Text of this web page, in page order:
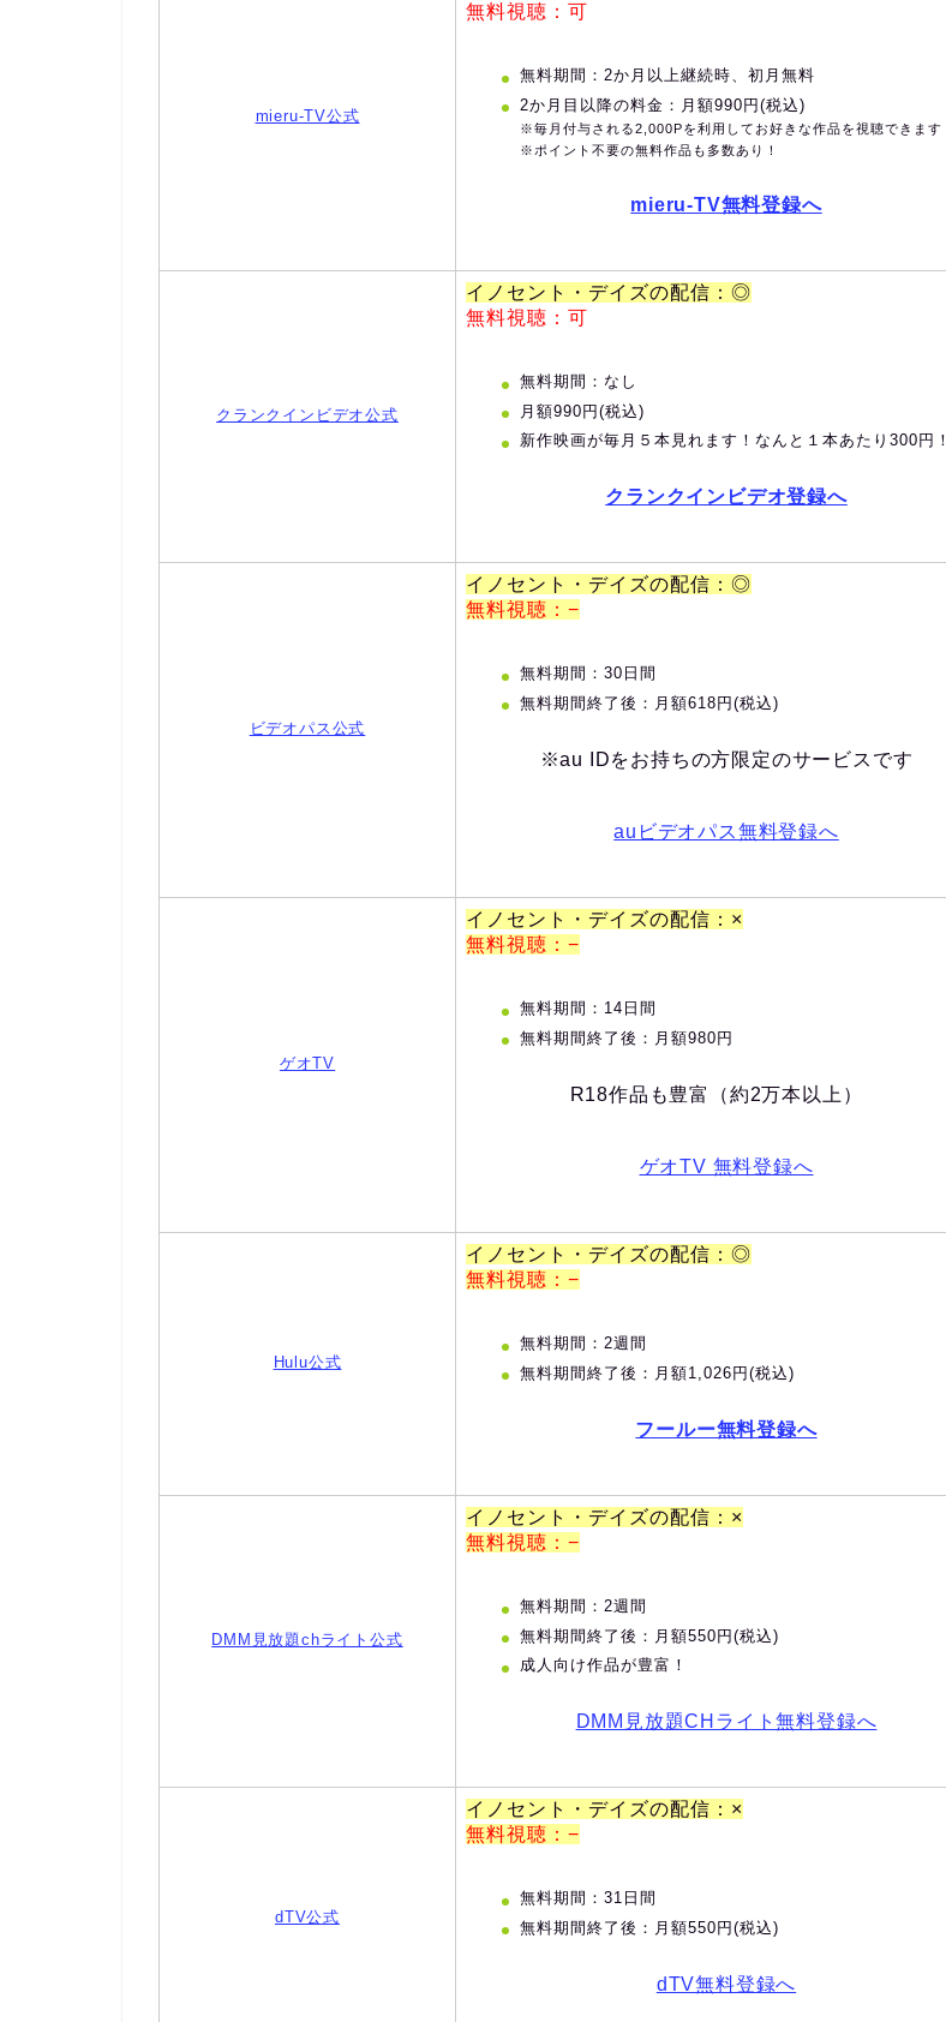
mieru-TV公式
無料視聴：可
無料期間：2か月以上継続時、初月無料
2か月目以降の料金：月額990円(税込)
※毎月付与される2,000Pを利用してお好きな作品を視聴できます
※ポイント不要の無料作品も多数あり！
mieru-TV無料登録へ
クランクインビデオ公式
イノセント・デイズの配信：◎
無料視聴：可
無料期間：なし
月額990円(税込)
新作映画が毎月５本見れます！なんと１本あたり300円！
クランクインビデオ登録へ
ビデオパス公式
イノセント・デイズの配信：◎
無料視聴：−
無料期間：30日間
無料期間終了後：月額618円(税込)
※au IDをお持ちの方限定のサービスです
auビデオパス無料登録へ
ゲオTV
イノセント・デイズの配信：×
無料視聴：−
無料期間：14日間
無料期間終了後：月額980円
R18作品も豊富（約2万本以上）
ゲオTV 無料登録へ
Hulu公式
イノセント・デイズの配信：◎
無料視聴：−
無料期間：2週間
無料期間終了後：月額1,026円(税込)
フールー無料登録へ
DMM見放題chライト公式
イノセント・デイズの配信：×
無料視聴：−
無料期間：2週間
無料期間終了後：月額550円(税込)
成人向け作品が豊富！
DMM見放題CHライト無料登録へ
dTV公式
イノセント・デイズの配信：×
無料視聴：−
無料期間：31日間
無料期間終了後：月額550円(税込)
dTV無料登録へ